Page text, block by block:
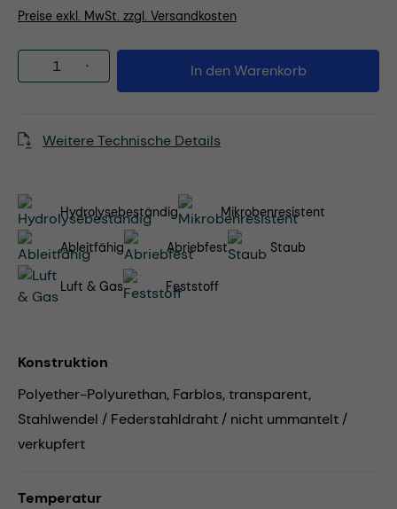
Preise exkl. MwSt. zzgl. Versandkosten
Produkt Anzahl: Gib den gewünschten
In den Warenkorb
Weitere Technische Details
Hydrolysebeständig Mikrobenresistent
Ableitfähig Abriebfest Staub
Luft & Gas Feststoff
Konstruktion
Polyether-Polyurethan, Farblos, transparent,
Stahlwendel / Federstahldraht / nicht ummantelt /
verkupfert
Temperatur